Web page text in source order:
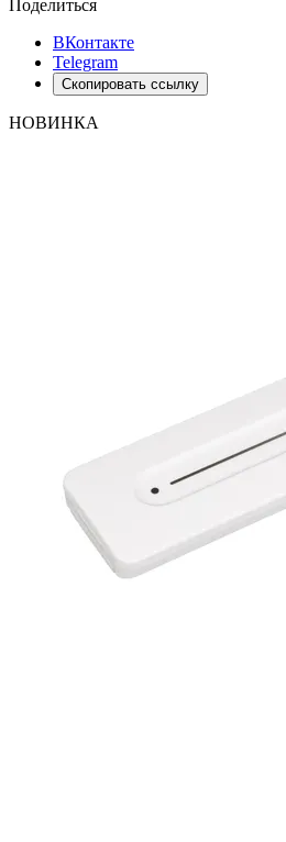
Поделиться
ВКонтакте
Telegram
Скопировать ссылку
НОВИНКА